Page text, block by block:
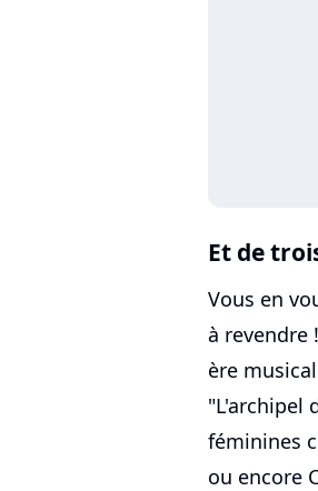
Et de
Vous en
à revendre
ère
"L'archipel
féminines
ou encore